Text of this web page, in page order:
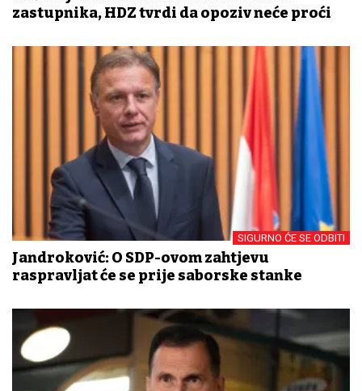
zastupnika, HDZ tvrdi da opoziv neće proći
SIGURNO ĆE SE ODBITI
Jandroković: O SDP-ovom zahtjevu
raspravljat će se prije saborske stanke